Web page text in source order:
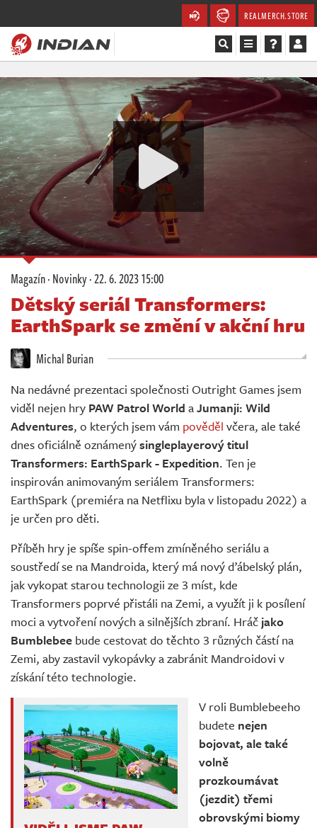
REALMERCH.STORE
Magazín
Recenze
Videa
Soutěže
Databáze
Komunita
Redakce
Živě
Magazín·Novinky·22. 6. 2023 15:00
Dětský seriál Transformers:
EarthSpark se změní v akční hru
Michal Burian
Na nedávné prezentaci společnosti Outright Games jsem
viděl nejen hry PAW Patrol World aJumanji: Wild
Adventures, o kterých jsem vám pověděl včera, ale také
dnes oficiálně oznámenýsingleplayerový titul
Transformers: EarthSpark - Expedition. Ten je
inspirován animovaným seriálem Transformers:
EarthSpark (premiéra na Netflixu byla v listopadu 2022) a
je určen pro děti.
Příběh hry je spíše spin-offem zmíněného seriálu a
soustředí se na Mandroida, který má nový ďábelský plán,
jak vykopat starou technologii ze 3 míst, kde
Transformers poprvé přistáli na Zemi, a využít ji k posílení
moci a vytvoření nových a silnějších zbraní. Hráč jako
Bumblebee bude cestovat do těchto 3 různých částí na
Zemi, aby zastavil vykopávky a zabránit Mandroidovi v
získání této technologie.
V roli Bumblebeeho
budete nejen
bojovat, ale také
volně
prozkoumávat
(jezdit) třemi
obrovskými biomy